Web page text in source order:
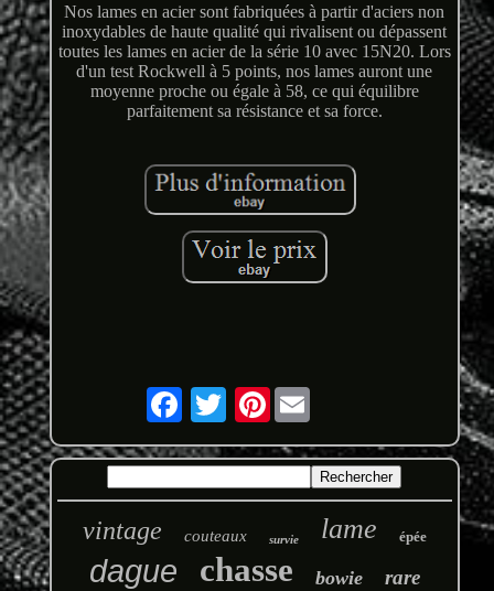
Nos lames en acier sont fabriquées à partir d'aciers non
inoxydables de haute qualité qui rivalisent ou dépassent
toutes les lames en acier de la série 10 avec 15N20. Lors
d'un test Rockwell à 5 points, nos lames auront une
moyenne proche ou égale à 58, ce qui équilibre
parfaitement sa résistance et sa force.
Pinterest
vintage couteaux survie lame épée
dague chasse bowie rare